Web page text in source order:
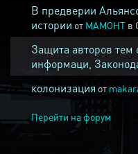
В предверии
истории от MAMOHT в
Защита авторов тем
информаци,
колонизация от
Перейти на форум